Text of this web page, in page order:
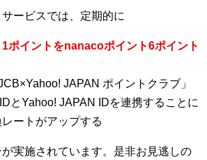
ービスでは、定期的に
ポイントをnanacoポイント6ポイント
JAPAN ポイントクラブ」
とYahoo! JAPAN IDを連携することに
ートがアップする
実施されています。是非お見逃しの